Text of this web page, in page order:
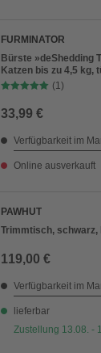
FURMINATOR
Bürste »deShedding
Katzen bis zu 4,5 kg,
(1)
33,99 €
Verfügbarkeit im
Online ausverkauft
PAWHUT
Trimmtisch, schwarz,
119,00 €
Verfügbarkeit im
lieferbar
Zustellung 13.08. -